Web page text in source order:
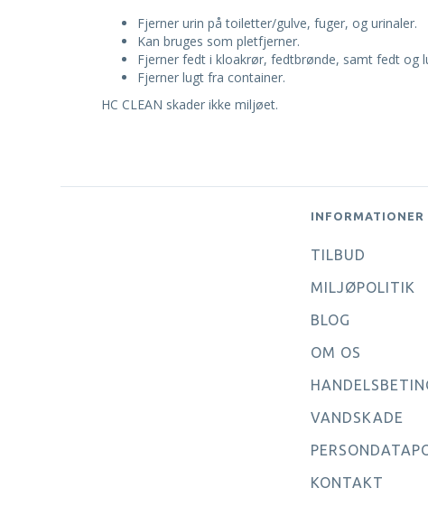
Fjerner urin på toiletter/gulve, fuger, og urinaler.
Kan bruges som pletfjerner.
Fjerner fedt i kloakrør, fedtbrønde, samt fedt og
Fjerner lugt fra container.
HC CLEAN skader ikke miljøet.
INFORMATIONER
TILBUD
MILJØPOLITIK
BLOG
OM OS
VANDSKADE
KONTAKT